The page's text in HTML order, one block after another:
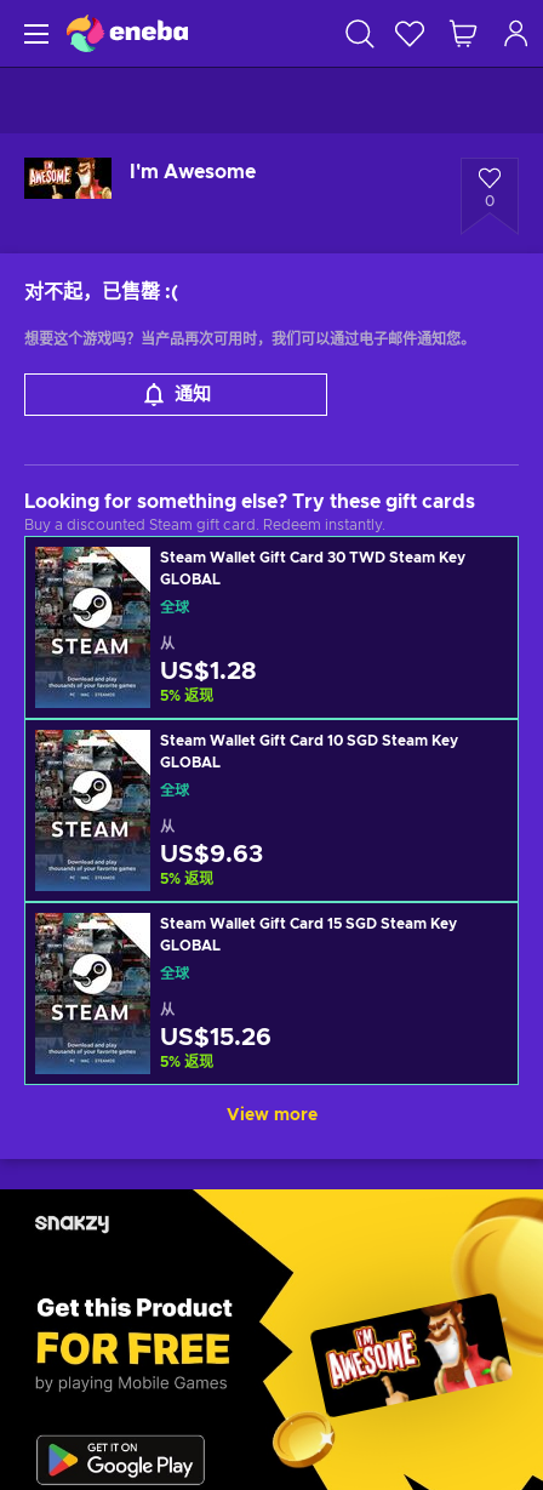
I'm Awesome
0
对不起，已售罄 :(
想要这个游戏吗？当产品再次可用时，我们可以通过电子邮件通知您。
通知
Looking for something else? Try these gift cards
Buy a discounted Steam gift card. Redeem instantly.
Steam Wallet Gift Card 30 TWD Steam Key
GLOBAL
全球
从
US$1.28
5% 返现
Steam Wallet Gift Card 10 SGD Steam Key
GLOBAL
全球
从
US$9.63
5% 返现
Steam Wallet Gift Card 15 SGD Steam Key
GLOBAL
全球
从
US$15.26
5% 返现
View more